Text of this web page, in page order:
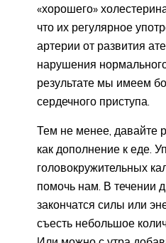
«хорошего»
что их регулярное
артерии от развития
нарушения
результате мы имеем
сердечного приступа.
Тем не менее, давайте
как дополнение к еде.
головокружительных
помочь нам. В течении
закончатся силы или
съесть небольшое